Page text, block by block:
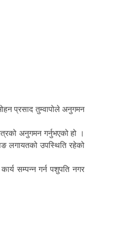
प्रसाद तुम्वापोले अनुगमन
अनुगमन गर्नुभएको हो ।
लगायतको उपस्थिति रहेको
सम्पन्न गर्न पशुपति नगर